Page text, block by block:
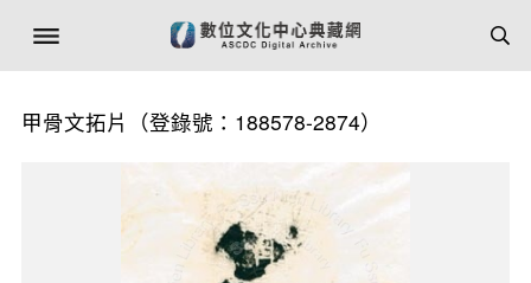
甲骨文拓片（登錄號：188578-2874）